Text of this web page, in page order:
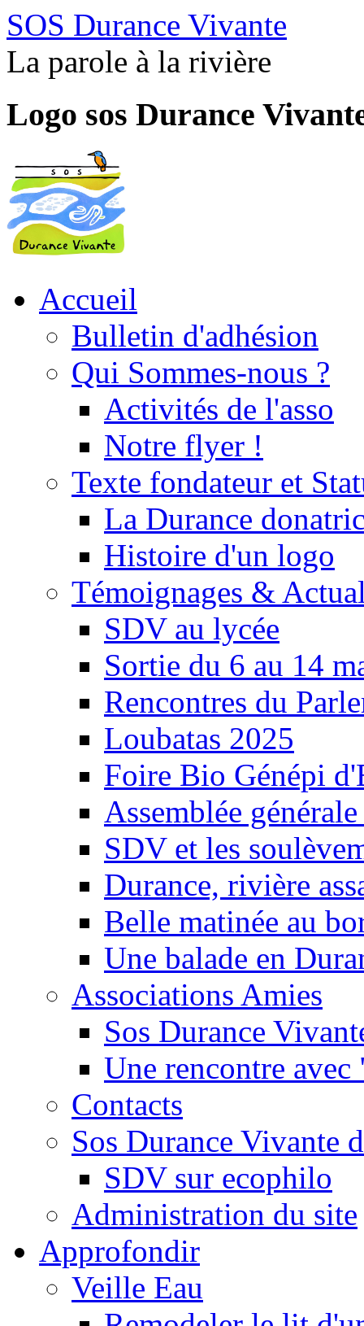
SOS Durance Vivante
La parole à la rivière
Logo sos Durance
Accueil
Bulletin d'adhésion
Qui Sommes-nous ?
Activités de l'asso
Notre flyer !
Texte fondateur et
La Durance
Histoire d'un logo
Témoignages &
SDV au lycée
Sortie du 6 au 14
Rencontres du
Loubatas 2025
Foire Bio Génépi
Assemblée
SDV et les
Durance, rivière
Belle matinée au
Une balade en
Associations Amies
Sos Durance
Une rencontre
Contacts
Sos Durance Vivante
SDV sur ecophilo
Administration du site
Approfondir
Veille Eau